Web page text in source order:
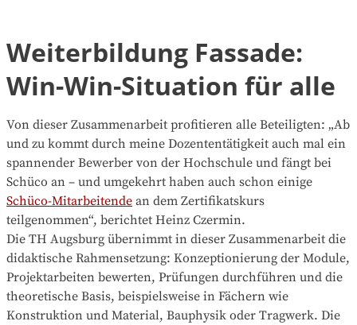
Weiterbildung Fassade:
Win-Win-Situation für alle
Von dieser Zusammenarbeit profitieren alle Beteiligten: „Ab
und zu kommt durch meine Dozententätigkeit auch mal ein
spannender Bewerber von der Hochschule und fängt bei
Schüco an – und umgekehrt haben auch schon einige
Schüco-Mitarbeitende an dem Zertifikatskurs
teilgenommen“, berichtet Heinz Czermin.
Die TH Augsburg übernimmt in dieser Zusammenarbeit die
didaktische Rahmensetzung: Konzeptionierung der Module,
Projektarbeiten bewerten, Prüfungen durchführen und die
theoretische Basis, beispielsweise in Fächern wie
Konstruktion und Material, Bauphysik oder Tragwerk. Die